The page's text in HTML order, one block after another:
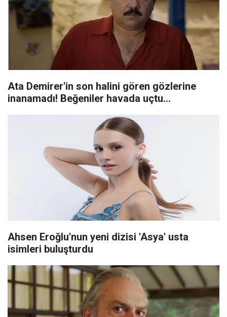
Ata Demirer'in son halini gören gözlerine
inanamadı! Beğeniler havada uçtu...
Ahsen Eroğlu'nun yeni dizisi 'Asya' usta
isimleri buluşturdu